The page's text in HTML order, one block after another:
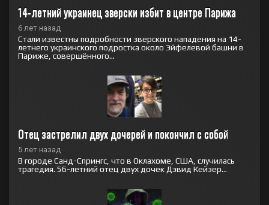
14-летний украинец зверски избит в центре Парижа
6 лет назад
Стали известны подробности зверского нападения на 14-
летнего украинского подростка около Эйфелевой башни в
Париже, совершённого...
Отец застрелил двух дочерей и покончил с собой
5 лет назад
В городе Санд-Спрингс, что в Оклахоме, США, случилась
трагедия. 56-летний отец двух дочек Дэвид Кейзер...